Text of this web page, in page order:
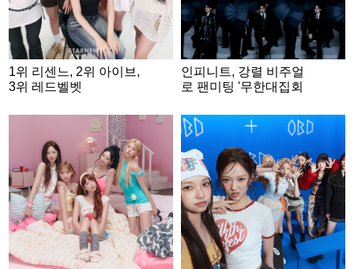
1위 리센느, 2위 아이브,
3위 레드벨벳
인피니트, 강렬 비주얼
로 팬미팅 '무한대집회
개..기대감 증폭